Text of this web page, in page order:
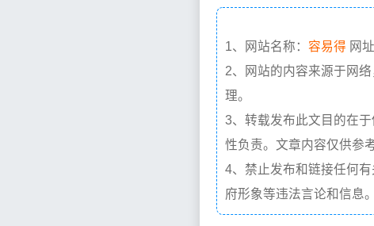
1、网站名称： 容易得 网址
2、网站的内容来源于网
理。
3、转载发布此文目的在
性负责。文章内容仅供参
4、禁止发布和链接任何
府形象等违法言论和信息。